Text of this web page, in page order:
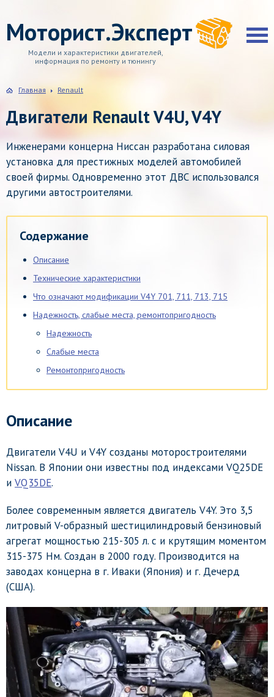
Моторист.Эксперт
Модели и характеристики двигателей,
информация по ремонту и тюнингу
Главная Renault
Двигатели Renault V4U, V4Y
Инженерами концерна Ниссан разработана силовая
установка для престижных моделей автомобилей
своей фирмы. Одновременно этот ДВС использовался
другими автостроителями.
Содержание
Описание
Технические характеристики
Что означают модификации V4Y 701, 711, 713, 715
Надежность, слабые места, ремонтопригодность
Надежность
Слабые места
Ремонтопригодность
Описание
Двигатели V4U и V4Y созданы моторостроителями
Nissan. В Японии они известны под индексами VQ25DE
и VQ35DE.
Более современным является двигатель V4Y. Это 3,5
литровый V-образный шестицилиндровый бензиновый
агрегат мощностью 215-305 л. с и крутящим моментом
315-375 Нм. Создан в 2000 году. Производится на
заводах концерна в г. Иваки (Япония) и г. Дечерд
(США).